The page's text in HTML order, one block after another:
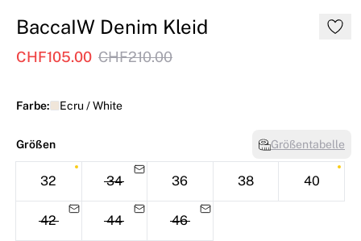
BaccaIW Denim Kleid
CHF105.00 CHF210.00
Farbe: Ecru / White
Größen Größentabelle
32 34 36 38 40
42 44 46